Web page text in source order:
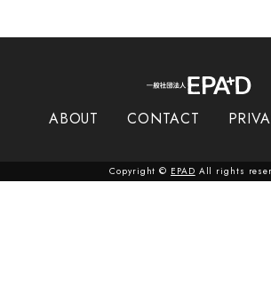
ABOUT CONTACT
Copyright © EPAD All rights